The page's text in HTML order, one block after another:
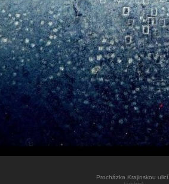
Procházka Krajinskou ulicí.